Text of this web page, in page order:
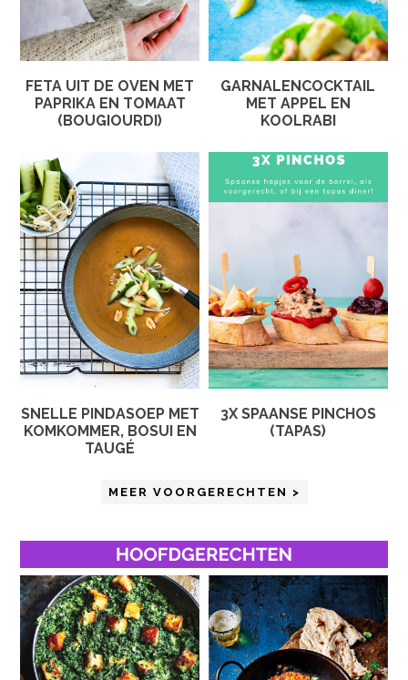
FETA UIT DE OVEN MET
PAPRIKA EN TOMAAT
(BOUGIOURDI)
GARNALENCOCKTAIL
MET APPEL EN
KOOLRABI
SNELLE PINDASOEP MET
KOMKOMMER, BOSUI EN
TAUGÉ
3X SPAANSE PINCHOS
(TAPAS)
MEER VOORGERECHTEN >